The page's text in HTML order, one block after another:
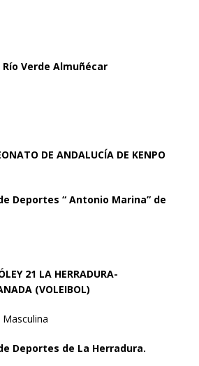
Verde Almuñécar
DE ANDALUCÍA DE KENPO
Deportes “ Antonio Marina” de
21 LA HERRADURA-
(VOLEIBOL)
Deportes de La Herradura.